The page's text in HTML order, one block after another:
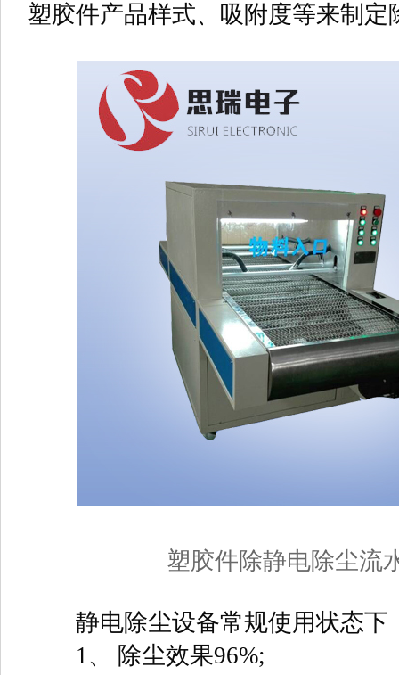
塑胶件产品样式、吸附度等来制定
塑胶件除静电除尘流
静电除尘设备常规使用状态下
1、 除尘效果96%;